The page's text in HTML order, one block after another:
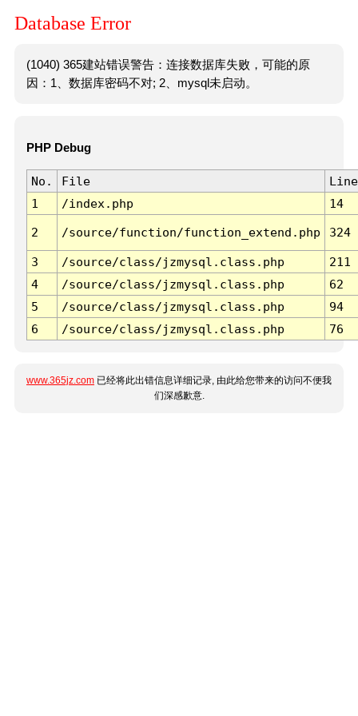
Database Error
(1040) 365建站错误警告：连接数据库失败，可能的原
因：1、数据库密码不对; 2、mysql未启动。
PHP Debug
No. File
Line
1
/index.php 14
2 /source/function/function_extend.php 324
3 /source/class/jzmysql.class.php
211
4
/source/class/jzmysql.class.php
62
5
/source/class/jzmysql.class.php
94
6
/source/class/jzmysql.class.php 76
www.365jz.com 已经将此出错信息详细记录, 由此给您带来的访问不便我
们深感歉意.